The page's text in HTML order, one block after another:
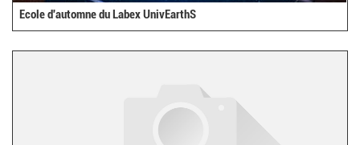
Ecole d'automne du Labex UnivEarthS